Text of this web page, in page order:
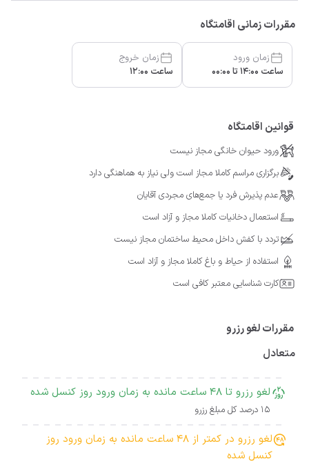
مقررات زمانی اقامتگاه
زمان ورود
ساعت 14:00 تا 00:00
زمان خروج
ساعت 12:00
قوانین اقامتگاه
ورود حیوان خانگی مجاز نیست
برگزاری مراسم کاملا مجاز است ولی نیاز به هماهنگی دارد
عدم پذیرش فرد یا جمع‌های مجردی آقایان
استعمال دخانیات کاملا مجاز و آزاد است
تردد با کفش داخل محیط ساختمان مجاز نیست
استفاده از حیاط و باغ کاملا مجاز و آزاد است
کارت شناسایی معتبر کافی است
مقررات لغو رزرو
متعادل
لغو رزرو تا 48 ساعت مانده به زمان ورود روز کنسل شده
15 درصد کل مبلغ رزرو
لغو رزرو در کمتر از 48 ساعت مانده به زمان ورود روز
کنسل شده